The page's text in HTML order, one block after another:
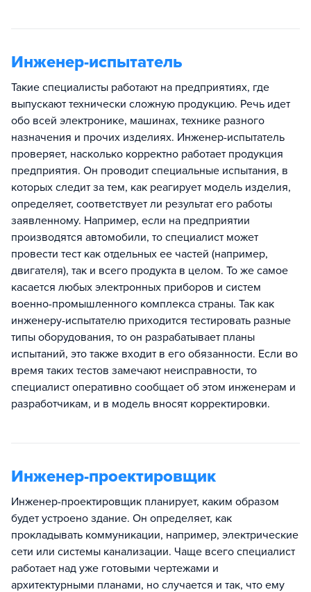
Инженер-испытатель
Такие специалисты работают на предприятиях, где
выпускают технически сложную продукцию. Речь идет
обо всей электронике, машинах, технике разного
назначения и прочих изделиях. Инженер-испытатель
проверяет, насколько корректно работает продукция
предприятия. Он проводит специальные испытания, в
которых следит за тем, как реагирует модель изделия,
определяет, соответствует ли результат его работы
заявленному. Например, если на предприятии
производятся автомобили, то специалист может
провести тест как отдельных ее частей (например,
двигателя), так и всего продукта в целом. То же самое
касается любых электронных приборов и систем
военно-промышленного комплекса страны. Так как
инженеру-испытателю приходится тестировать разные
типы оборудования, то он разрабатывает планы
испытаний, это также входит в его обязанности. Если во
время таких тестов замечают неисправности, то
специалист оперативно сообщает об этом инженерам и
разработчикам, и в модель вносят корректировки.
Инженер-проектировщик
Инженер-проектировщик планирует, каким образом
будет устроено здание. Он определяет, как
прокладывать коммуникации, например, электрические
сети или системы канализации. Чаще всего специалист
работает над уже готовыми чертежами и
архитектурными планами, но случается и так, что ему